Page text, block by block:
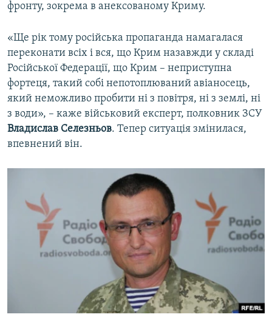
фронту, зокрема в анексованому Криму.
«Ще рік тому російська пропаганда намагалася
переконати всіх і вся, що Крим назавжди у складі
Російської Федерації, що Крим – неприступна
фортеця, такий собі непотоплюваний авіаносець,
який неможливо пробити ні з повітря, ні з землі, ні
з води», – каже військовий експерт, полковник ЗСУ
Владислав Селезньов. Тепер ситуація змінилася,
впевнений він.